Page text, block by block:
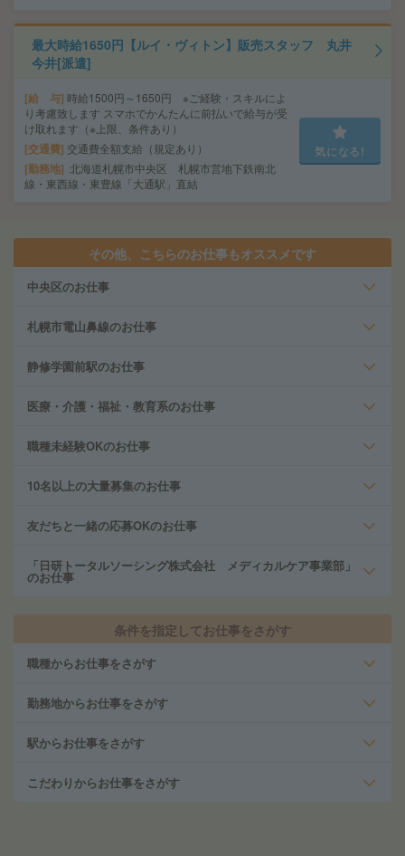
最大時給1650円【ルイ・ヴィトン】販売スタッフ 丸井
今井[派遣]
給 与 時給1500円～1650円 ※ご経験・スキルによ
り考慮致します スマホでかんたんに前払いで給与が受
け取れます（※上限、条件あり）
交通費 交通費全額支給（規定あり）
勤務地
北海道札幌市中央区 札幌市営地下鉄南北
線・東西線・東豊線「大通駅」直結
気になる!
その他、こちらのお仕事もオススメです
中央区のお仕事
札幌市電山鼻線のお仕事
静修学園前駅のお仕事
医療・介護・福祉・教育系のお仕事
職種未経験OKのお仕事
10名以上の大量募集のお仕事
友だちと一緒の応募OKのお仕事
「日研トータルソーシング株式会社 メディカルケア事業部」
のお仕事
条件を指定してお仕事をさがす
職種からお仕事をさがす
勤務地からお仕事をさがす
駅からお仕事をさがす
こだわりからお仕事をさがす